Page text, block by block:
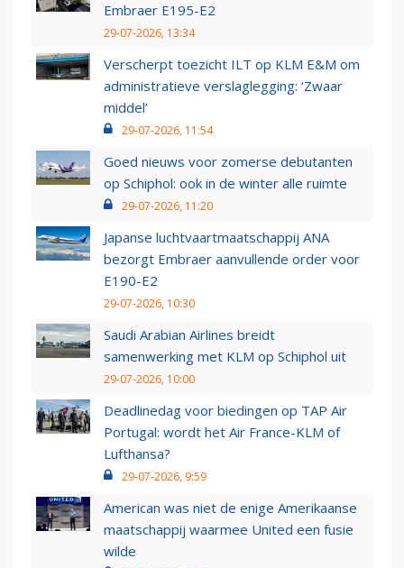
Embraer E195-E2
29-07-2026, 13:34
Verscherpt toezicht ILT op KLM E&M om
administratieve verslaglegging: ‘Zwaar
middel’
29-07-2026, 11:54
Goed nieuws voor zomerse debutanten
op Schiphol: ook in de winter alle ruimte
29-07-2026, 11:20
Japanse luchtvaartmaatschappij ANA
bezorgt Embraer aanvullende order voor
E190-E2
29-07-2026, 10:30
Saudi Arabian Airlines breidt
samenwerking met KLM op Schiphol uit
29-07-2026, 10:00
Deadlinedag voor biedingen op TAP Air
Portugal: wordt het Air France-KLM of
Lufthansa?
29-07-2026, 9:59
American was niet de enige Amerikaanse
maatschappij waarmee United een fusie
wilde